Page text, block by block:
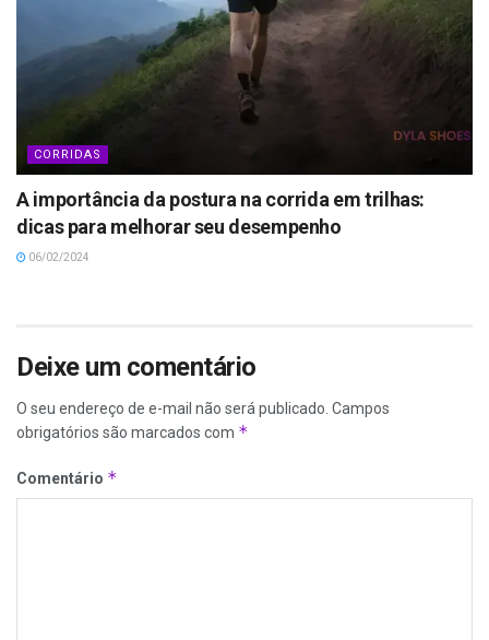
CORRIDAS
A importância da postura na corrida em trilhas:
dicas para melhorar seu desempenho
06/02/2024
Deixe um comentário
O seu endereço de e-mail não será publicado. Campos
obrigatórios são marcados com *
Comentário *